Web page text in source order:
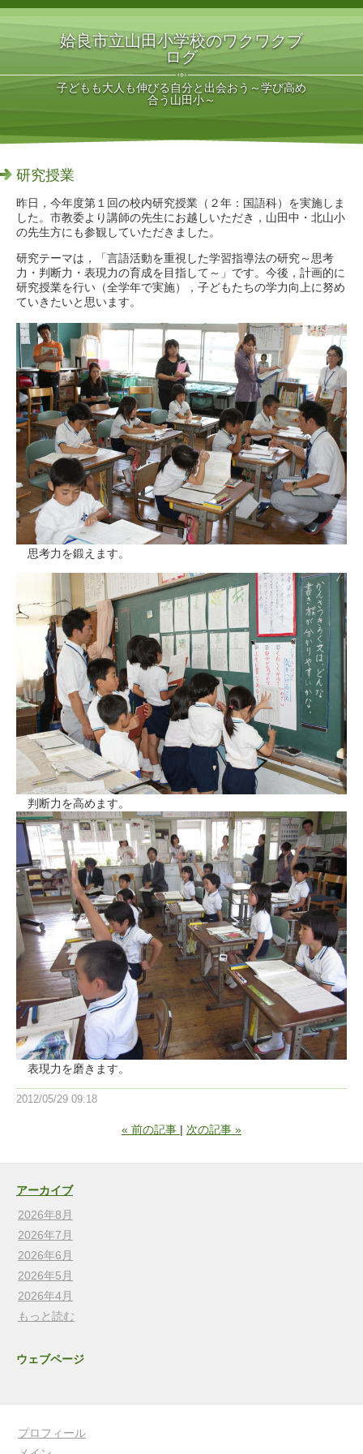
姶良市立山田小学校のワクワクブ
ログ
子どもも大人も伸びる自分と出会おう～学び高め
合う山田小～
研究授業
昨日，今年度第１回の校内研究授業（２年：国語科）を実施しま
した。市教委より講師の先生にお越しいただき，山田中・北山小
の先生方にも参観していただきました。
研究テーマは，「言語活動を重視した学習指導法の研究～思考
力・判断力・表現力の育成を目指して～」です。今後，計画的に
研究授業を行い（全学年で実施），子どもたちの学力向上に努め
ていきたいと思います。
思考力を鍛えます。
判断力を高めます。
表現力を磨きます。
2012/05/29 09:18
« 前の記事 次の記事 »
アーカイブ
2026年8月
2026年7月
2026年6月
2026年5月
2026年4月
もっと読む
ウェブページ
プロフィール